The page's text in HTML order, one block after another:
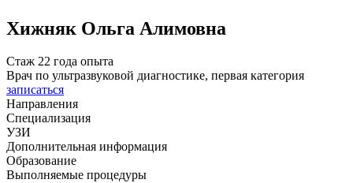
Хижняк Ольга Алимовна
Стаж 22 года опыта
Врач по ультразвуковой диагностике, первая категория
записаться
Направления
Специализация
УЗИ
Дополнительная информация
Образование
Выполняемые процедуры